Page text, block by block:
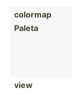
colormap
Paleta
view